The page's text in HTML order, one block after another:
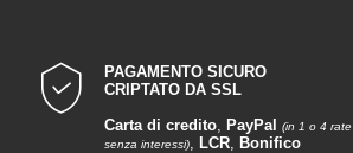
PAGAMENTO SICURO
CRIPTATO DA SSL
Carta di credito, PayPal
(in 1 o 4 rate
senza interessi), LCR, Bonifico